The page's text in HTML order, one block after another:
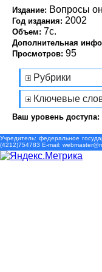
Издание: Вопросы
Год издания: 2002
Объем: 7с.
Дополнительная
Просмотров: 95
Рубрики
Ключевые
Ваш уровень доступа:
Учредитель: федеральное
(4212)754783 Е-mail: